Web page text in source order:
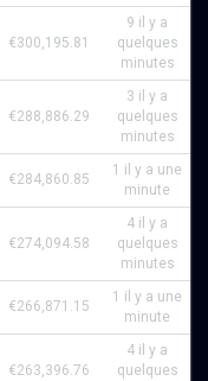
€300,195.81
9 il y a
quelques
minutes
€288,886.29
3 il y a
quelques
minutes
€284,860.85
1 il y a une
minute
€274,094.58
4 il y a
quelques
minutes
€266,871.15
1 il y a une
minute
€263,396.76
4 il y a
quelques